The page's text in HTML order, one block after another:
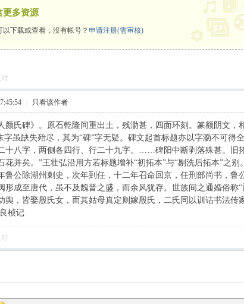
更多资源
以下载或查看，没有帐号？申请注册(需审核)
对
只看该作者
颜氏碑》。原石乾隆间重出土，残泐甚，四面环刻。篆额阴文
字虽缺失殆尽，其为“碑”字无疑。碑文起首标题亦以字泐不可
十八字，两侧各四行、行二十九字。……碑阳中断剥落殊甚。
花并矣。”王壮弘沿用方若标题增补“初拓本”与“剔洗后拓本”之
鲁公除湖州刺史，次年到任，十二年召命回京，任刑部尚书，
形成至唐代，虽不及魏晋之盛，而余风犹存。世族间之通婚俗
舆，皆娶殷氏女，而其姑母真定则嫁殷氏，二氏同以训诂书法传
桢记
对